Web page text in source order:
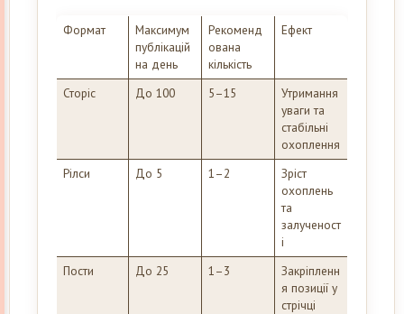
Формат
Максимум
публікацій
на день
Рекоменд
ована
кількість
Ефект
Сторіс До 100 5–15
Утримання
уваги та
стабільні
охоплення
Рілси
До 5 1–2
Зріст
охоплень
та
залученост
і
Пости
До 25 1–3
Закріпленн
я позиції у
стрічці